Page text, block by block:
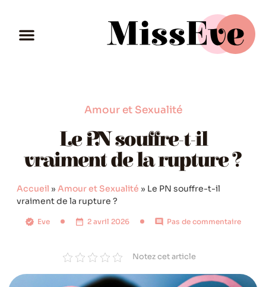
Amour et Sexualité
Le PN souffre-t-il
vraiment de la rupture ?
Accueil » Amour et Sexualité » Le PN souffre-t-il
vraiment de la rupture ?
Eve 2 avril 2026 Pas de commentaire
Notez cet article